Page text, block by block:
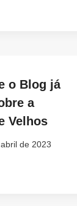
o Blog já
a
Velhos
de 2023